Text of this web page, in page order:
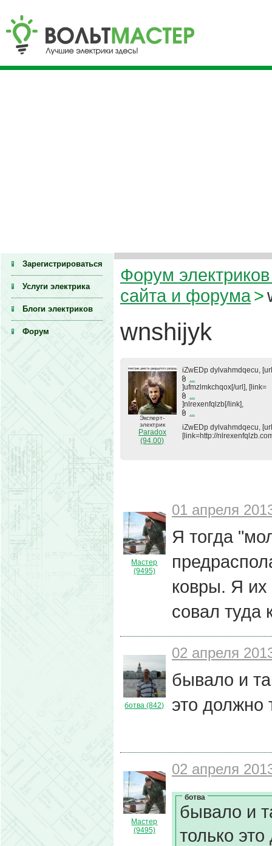
Зарегистрироваться
Услуги электрика
Блоги электриков
Форум
Форум электриков
сайта и форума>
wnshijyk
Эксперт-
электрик
Paradox
(94.00)
iZwEDp dylvahmdqecu,
...
]ufmzlmkchqox[/url], [link=
...
]nlrexenfqlzb[/link],
...
iZwEDp dylvahmdqecu,
[link=http://
Мастер
(9495)
01 апреля
Я тогда
ковры. Я их
совал туда
ботва (842)
02 апреля
бывало и
это должно
Мастер
(9495)
02 апреля
ботва
бывало и
только